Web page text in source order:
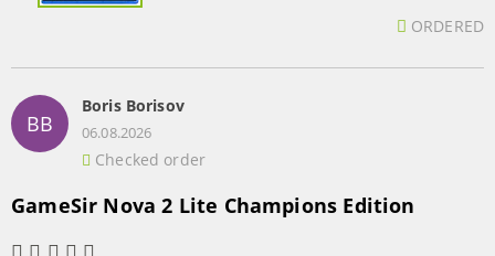
ORDERED
BB
Boris Borisov
06.08.2026
Checked order
GameSir Nova 2 Lite Champions Edition